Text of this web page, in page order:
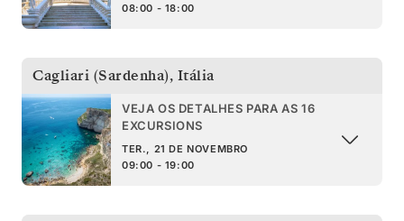
08:00 - 18:00
Cagliari (Sardenha), Itália
VEJA OS DETALHES PARA AS 16
EXCURSIONS
TER., 21 DE NOVEMBRO
09:00 - 19:00